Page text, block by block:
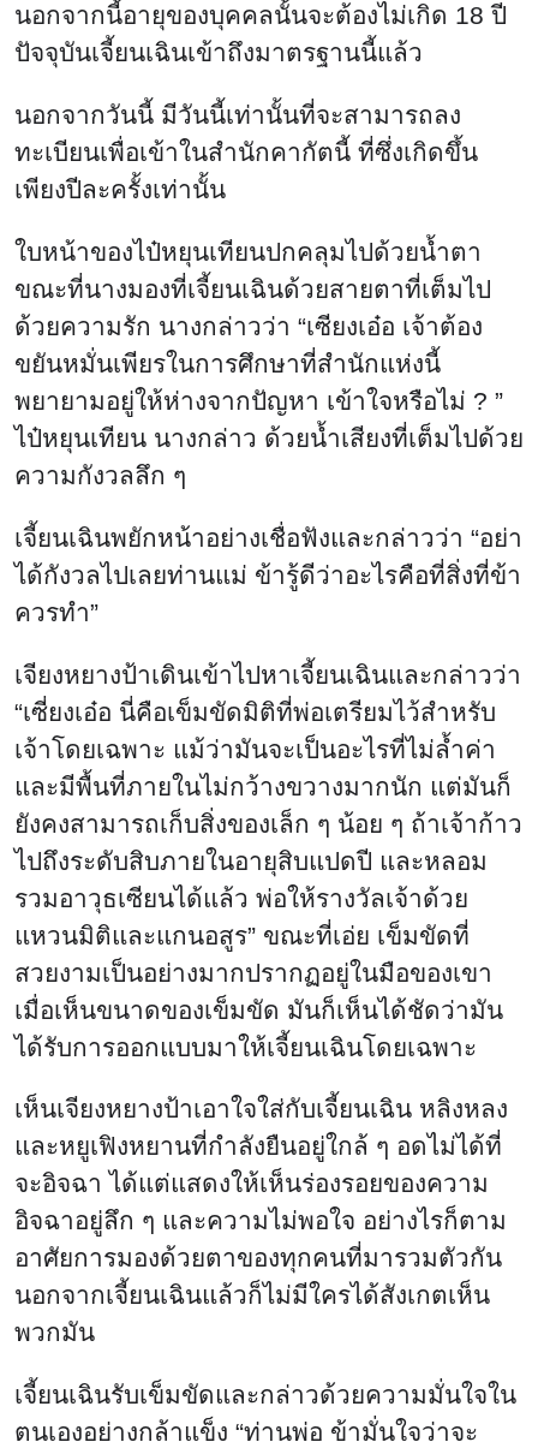
นอกจากนี้อายุของบุคคลนั้นจะต้องไม่เกิด 18 ปี
ปัจจุบันเจี้ยนเฉินเข้าถึงมาตรฐานนี้แล้ว
นอกจากวันนี้ มีวันนี้เท่านั้นที่จะสามารถลง
ทะเบียนเพื่อเข้าในสำนักคากัตนี้ ที่ซึ่งเกิดขึ้น
เพียงปีละครั้งเท่านั้น
ใบหน้าของไป๋หยุนเทียนปกคลุมไปด้วยน้ำตา
ขณะที่นางมองที่เจี้ยนเฉินด้วยสายตาที่เต็มไป
ด้วยความรัก นางกล่าวว่า “เซียงเอ๋อ เจ้าต้อง
ขยันหมั่นเพียรในการศึกษาที่สำนักแห่งนี้
พยายามอยู่ให้ห่างจากปัญหา เข้าใจหรือไม่ ? ”
ไป๋หยุนเทียน นางกล่าว ด้วยน้ำเสียงที่เต็มไปด้วย
ความกังวลลึก ๆ
เจี้ยนเฉินพยักหน้าอย่างเชื่อฟังและกล่าวว่า “อย่า
ได้กังวลไปเลยท่านแม่ ข้ารู้ดีว่าอะไรคือที่สิ่งที่ข้า
ควรทำ”
เจียงหยางป้าเดินเข้าไปหาเจี้ยนเฉินและกล่าวว่า
“เซี่ยงเอ๋อ นี่คือเข็มขัดมิติที่พ่อเตรียมไว้สำหรับ
เจ้าโดยเฉพาะ แม้ว่ามันจะเป็นอะไรที่ไม่ล้ำค่า
และมีพื้นที่ภายในไม่กว้างขวางมากนัก แต่มันก็
ยังคงสามารถเก็บสิ่งของเล็ก ๆ น้อย ๆ ถ้าเจ้าก้าว
ไปถึงระดับสิบภายในอายุสิบแปดปี และหลอม
รวมอาวุธเซียนได้แล้ว พ่อให้รางวัลเจ้าด้วย
แหวนมิติและแกนอสูร” ขณะที่เอ่ย เข็มขัดที่
สวยงามเป็นอย่างมากปรากฏอยู่ในมือของเขา
เมื่อเห็นขนาดของเข็มขัด มันก็เห็นได้ชัดว่ามัน
ได้รับการออกแบบมาให้เจี้ยนเฉินโดยเฉพาะ
เห็นเจียงหยางป้าเอาใจใส่กับเจี้ยนเฉิน หลิงหลง
และหยูเฟิงหยานที่กำลังยืนอยู่ใกล้ ๆ อดไม่ได้ที่
จะอิจฉา ได้แต่แสดงให้เห็นร่องรอยของความ
อิจฉาอยู่ลึก ๆ และความไม่พอใจ อย่างไรก็ตาม
อาศัยการมองด้วยตาของทุกคนที่มารวมตัวกัน
นอกจากเจี้ยนเฉินแล้วก็ไม่มีใครได้สังเกตเห็น
พวกมัน
เจี้ยนเฉินรับเข็มขัดและกล่าวด้วยความมั่นใจใน
ตนเองอย่างกล้าแข็ง “ท่านพ่อ ข้ามั่นใจว่าจะ